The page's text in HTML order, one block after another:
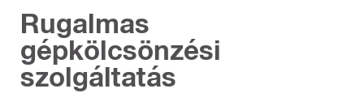
Rugalmas
gépkölcsönzési
szolgáltatás